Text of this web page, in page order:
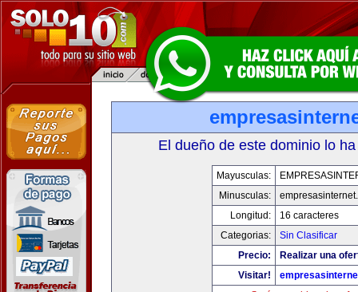
El dueño de este dominio lo
Mayusculas:
Minusculas:
Longitud:
16 caracteres
Categorias:
Sin Clasificar
Precio:
Realizar una
Visitar!